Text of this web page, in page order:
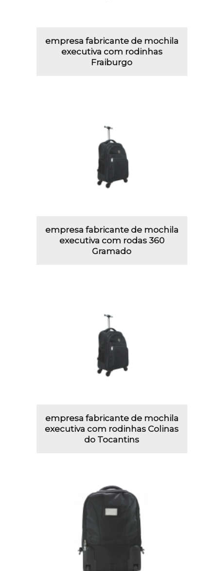
empresa fabricante de mochila
executiva com rodinhas
Fraiburgo
empresa fabricante de mochila
executiva com rodas 360
Gramado
empresa fabricante de mochila
executiva com rodinhas Colinas
do Tocantins